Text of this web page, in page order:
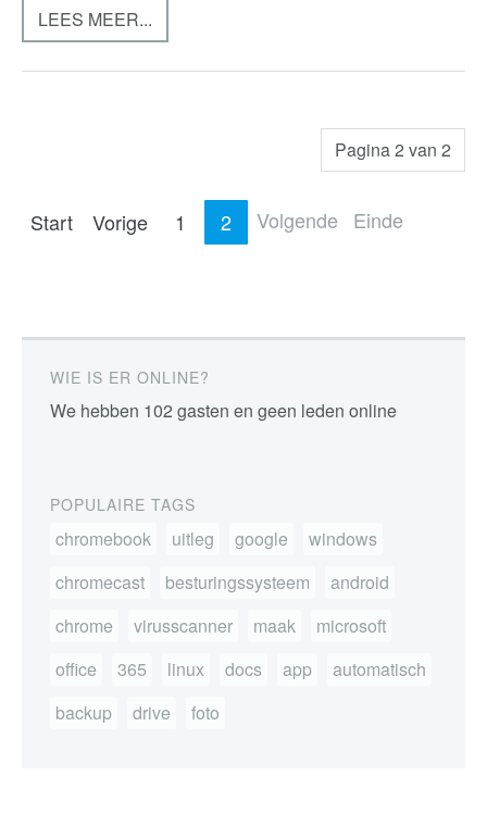
LEES MEER...
Pagina 2 van 2
Start Vorige 1 2 Volgende Einde
WIE IS ER ONLINE?
We hebben 102 gasten en geen leden online
POPULAIRE TAGS
chromebook uitleg google
windows
chromecast
besturingssysteem
android
chrome
virusscanner maak
microsoft
office
365 linux docs app
automatisch
backup
drive foto